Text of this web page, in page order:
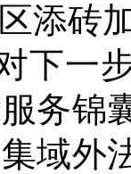
添砖
下一
务锦
域外